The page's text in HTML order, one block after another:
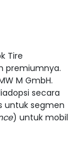
Tire
premiumnya.
M GmbH.
secara
untuk segmen
) untuk mobil